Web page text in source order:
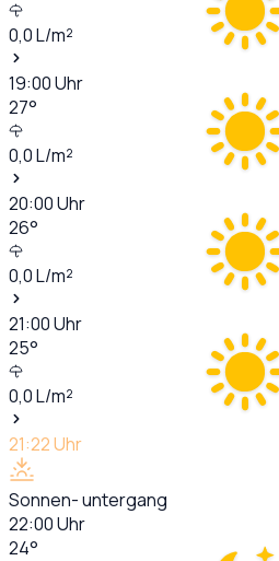
0,0L/m²
19:00Uhr
27°
0,0L/m²
20:00Uhr
26°
0,0L/m²
21:00Uhr
25°
0,0L/m²
21:22Uhr
Sonnen- untergang
22:00Uhr
24°